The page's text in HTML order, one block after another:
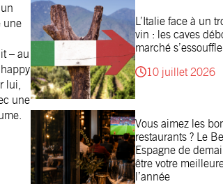
une
– au
lui,
une
L’Italie face à un
vin : les caves
marché s’essouffle
10 juillet 2026
Vous aimez les
restaurants ? Le
Espagne de
être votre
l’année